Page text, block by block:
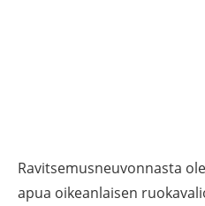
Ravitsemusneuvonnasta
apua oikeanlaisen